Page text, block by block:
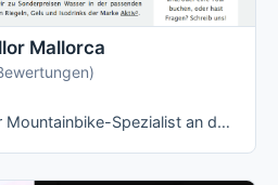
Mallorca
Cami-Bike ist ein reiner Mountainbike-Spezialist an der Ostküste: Hardtail, Fully und die jeweiligen E-Varianten von Merida, dazu geführte …